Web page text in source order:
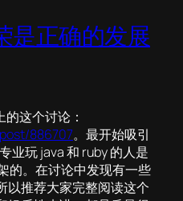
是正确的发展
这个讨论：
886707。最开始吸引
业玩 java 和 ruby 的人是
的。在讨论中发现有一些
以推荐大家完整阅读这个